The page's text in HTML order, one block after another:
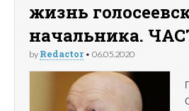
жизнь
начальника.
by Redactor• 06.05.2020